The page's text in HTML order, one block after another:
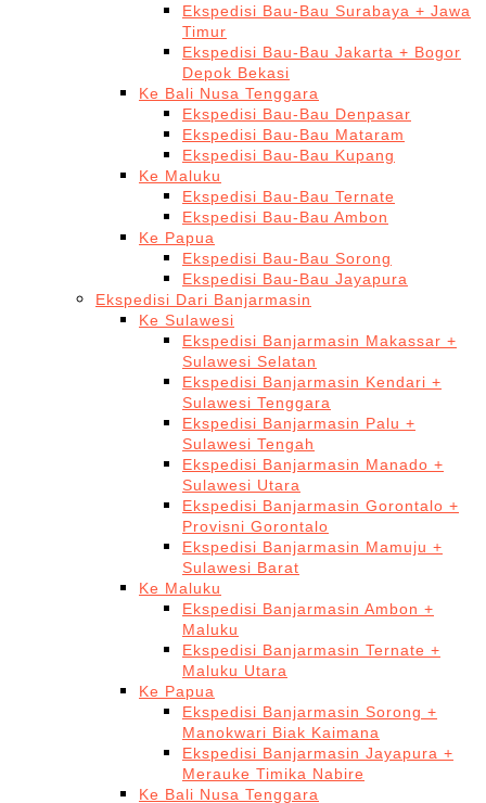
Ekspedisi Bau-Bau Surabaya + Jawa
Timur
Ekspedisi Bau-Bau Jakarta + Bogor
Depok Bekasi
Ke Bali Nusa Tenggara
Ekspedisi Bau-Bau Denpasar
Ekspedisi Bau-Bau Mataram
Ekspedisi Bau-Bau Kupang
Ke Maluku
Ekspedisi Bau-Bau Ternate
Ekspedisi Bau-Bau Ambon
Ke Papua
Ekspedisi Bau-Bau Sorong
Ekspedisi Bau-Bau Jayapura
Ekspedisi Dari Banjarmasin
Ke Sulawesi
Ekspedisi Banjarmasin Makassar +
Sulawesi Selatan
Ekspedisi Banjarmasin Kendari +
Sulawesi Tenggara
Ekspedisi Banjarmasin Palu +
Sulawesi Tengah
Ekspedisi Banjarmasin Manado +
Sulawesi Utara
Ekspedisi Banjarmasin Gorontalo +
Provisni Gorontalo
Ekspedisi Banjarmasin Mamuju +
Sulawesi Barat
Ke Maluku
Ekspedisi Banjarmasin Ambon +
Maluku
Ekspedisi Banjarmasin Ternate +
Maluku Utara
Ke Papua
Ekspedisi Banjarmasin Sorong +
Manokwari Biak Kaimana
Ekspedisi Banjarmasin Jayapura +
Merauke Timika Nabire
Ke Bali Nusa Tenggara